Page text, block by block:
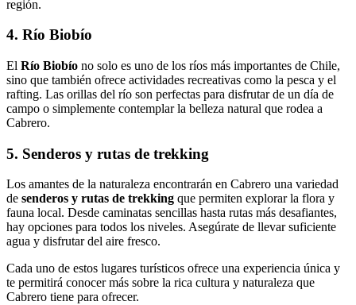
región.
4. Río Biobío
El Río Biobío no solo es uno de los ríos más importantes de Chile,
sino que también ofrece actividades recreativas como la pesca y el
rafting. Las orillas del río son perfectas para disfrutar de un día de
campo o simplemente contemplar la belleza natural que rodea a
Cabrero.
5. Senderos y rutas de trekking
Los amantes de la naturaleza encontrarán en Cabrero una variedad
de senderos y rutas de trekking que permiten explorar la flora y
fauna local. Desde caminatas sencillas hasta rutas más desafiantes,
hay opciones para todos los niveles. Asegúrate de llevar suficiente
agua y disfrutar del aire fresco.
Cada uno de estos lugares turísticos ofrece una experiencia única y
te permitirá conocer más sobre la rica cultura y naturaleza que
Cabrero tiene para ofrecer.